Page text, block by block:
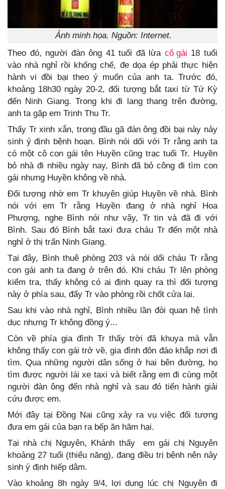
Ảnh minh họa. Nguồn: Internet.
Theo đó, người đàn ông 41 tuổi đã lừa cô gái 18 tuổi
vào nhà nghỉ rồi khống chế, đe dọa ép phải thực hiện
hành vi đồi bại theo ý muốn của anh ta. Trước đó,
khoảng 18h30 ngày 20-2, đối tượng bắt taxi từ Tứ Kỳ
đến Ninh Giang. Trong khi đi lang thang trên đường,
anh ta gặp em Trịnh Thu Tr.
Thấy Tr xinh xắn, trong đầu gã đàn ông đồi bại này nảy
sinh ý định bệnh hoạn. Bình nói dối với Tr rằng anh ta
có một cô con gái tên Huyền cũng trạc tuổi Tr. Huyền
bỏ nhà đi nhiều ngày nay, Bình đã bỏ công đi tìm con
gái nhưng Huyền không về nhà.
Đối tượng nhờ em Tr khuyên giúp Huyền về nhà. Bình
nói với em Tr rằng Huyền đang ở nhà nghỉ Hoa
Phượng, nghe Bình nói như vậy, Tr tin và đã đi với
Bình. Sau đó Bình bắt taxi đưa cháu Tr đến một nhà
nghỉ ở thị trấn Ninh Giang.
Tại đây, Bình thuê phòng 203 và nói dối cháu Tr rằng
con gái anh ta đang ở trên đó. Khi cháu Tr lên phòng
kiểm tra, thấy không có ai định quay ra thì đối tượng
này ở phía sau, đẩy Tr vào phòng rồi chốt cửa lại.
Sau khi vào nhà nghỉ, Bình nhiều lần đòi quan hệ tình
dục nhưng Tr không đồng ý...
Còn về phía gia đình Tr thấy trời đã khuya mà vẫn
không thấy con gái trở về, gia đình đôn đáo khắp nơi đi
tìm. Qua những người dân sống ở hai bên đường, họ
tìm được người lái xe taxi và biết rằng em đi cùng một
người đàn ông đến nhà nghỉ và sau đó tiến hành giải
cứu được em.
Mới đây tại Đồng Nai cũng xảy ra vụ việc đối tượng
đưa em gái của bạn ra bếp ăn hãm hại.
Tại nhà chị Nguyên, Khánh thấy em gái chị Nguyên
khoảng 27 tuổi (thiểu năng), đang điều trị bệnh nên nảy
sinh ý định hiếp dâm.
Vào khoảng 8h ngày 9/4, lợi dụng lúc chị Nguyên đi